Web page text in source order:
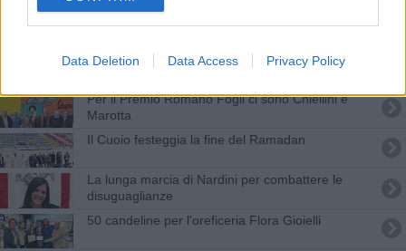
Data Deletion Data Access Privacy Policy
Caso Keu, Gori, Bernini e Deidda prosciolti
Per il Premio Romano Fogli ci sono Chiellini e
Marotta
Il Cuoio festeggia la fine del Ramadan
La lunga marcia di Nardini per combattere le
disuguaglianze
50 candeline per l'oreficeria Flora Gioielli